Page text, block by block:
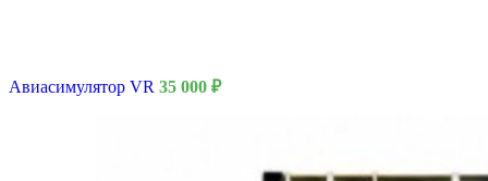
Авиасимулятор VR 35 000 ₽